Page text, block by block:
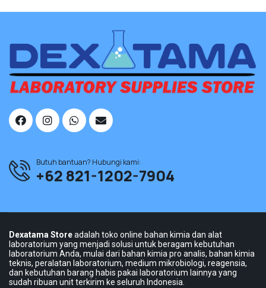
Butuh bantuan? Hubungi kami:
+62 821-1202-7904
Dexatama Storeadalah toko online bahan kimia dan alat
laboratorium yang menjadi solusi untuk beragam kebutuhan
laboratorium Anda, mulai dari bahan kimia pro analis, bahan kimia
teknis, peralatan laboratorium, medium mikrobiologi, reagensia,
dan kebutuhan barang habis pakai laboratorium lainnya yang
sudah ribuan unit terkirim ke seluruh Indonesia.